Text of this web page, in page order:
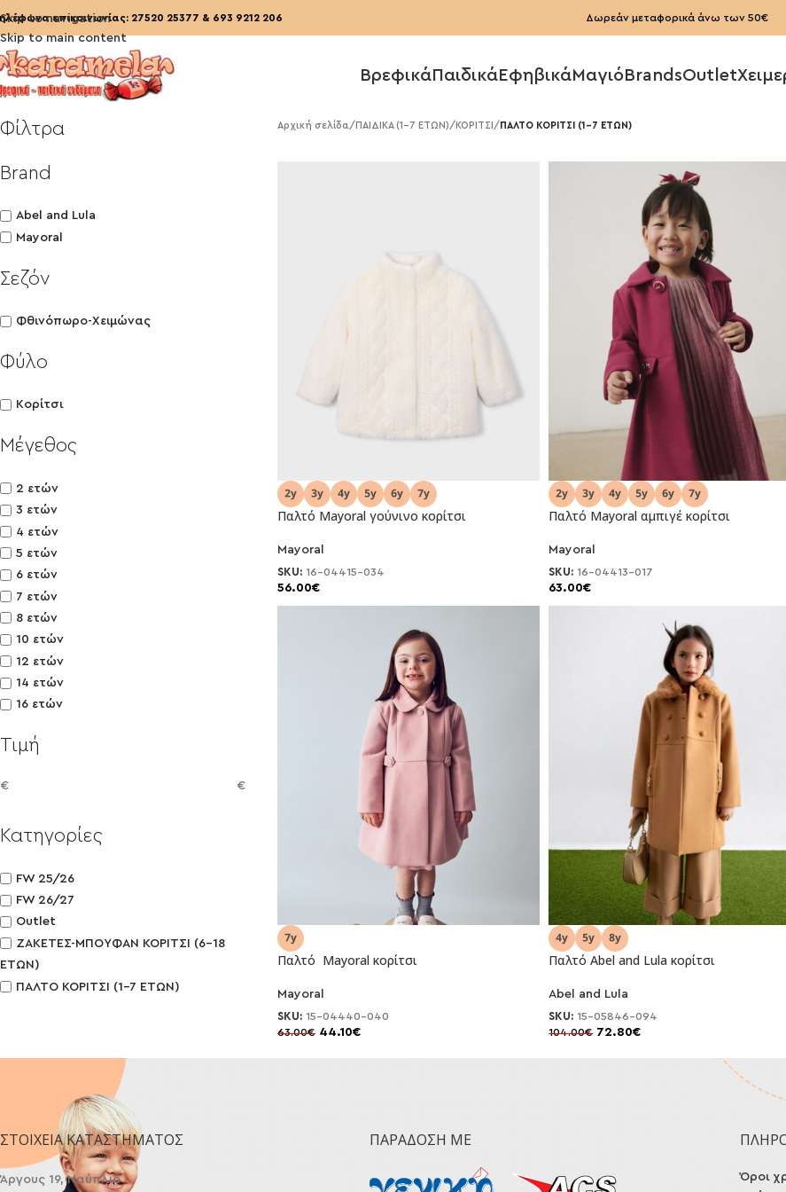
Skip to navigation
Skip to main content
επικοινωνίας: 27520 25377 & 693 9212 206 Δωρεάν μεταφορικά άνω των 50€
Βρεφικά Παιδικά ΕφηβικάΜαγιό BrandsOutlet
Φίλτρα
Brand
Abel and Lula
Mayoral
Σεζόν
Φθινόπωρο-Χειμώνας
Φύλο
Κορίτσι
Μέγεθος
2 ετών
3 ετών
4 ετών
5 ετών
6 ετών
7 ετών
8 ετών
10 ετών
12 ετών
14 ετών
16 ετών
Τιμή
€ €
Κατηγορίες
FW 25/26
FW 26/27
Outlet
ΖΑΚΕΤΕΣ-ΜΠΟΥΦΑΝ ΚΟΡΙΤΣΙ (6-18
ΕΤΩΝ)
ΠΑΛΤΟ ΚΟΡΙΤΣΙ (1-7 ΕΤΩΝ)
Αρχική σελίδα/ ΠΑΙΔΙΚΑ (1-7 ΕΤΩΝ)/ ΚΟΡΙΤΣΙ / ΠΑΛΤΟ ΚΟΡΙΤΣΙ (1-7 ΕΤΩΝ)
NEO
Παλτό Mayoral γούνινο κορίτσι
Mayoral
SKU: 16-04415-034
56.00€
NEO
Παλτό Mayoral αμπιγέ κορίτσι
Mayoral
SKU: 16-04413-017
63.00€
-30%
Παλτό Mayoral κορίτσι
Mayoral
SKU: 15-04440-040
63.00€ 44.10€
-30%
Παλτό Abel and Lula κορίτσι
Abel and Lula
SKU: 15-05846-094
104.00€ 72.80€
ΣΤΟΙΧΕΊΑ ΚΑΤΑΣΤΉΜΑΤΟΣ
Άργους 19, Ναύπλιο
ΠΑΡΆΔΟΣΗ ΜΕ
Όροι